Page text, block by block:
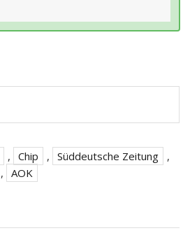
, Chip , Süddeutsche Zeitung
,
, AOK